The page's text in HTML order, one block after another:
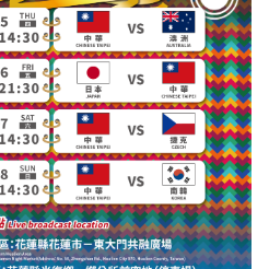
國外報導
台東縣
關山鎮
苗栗縣
其他地區
新竹市